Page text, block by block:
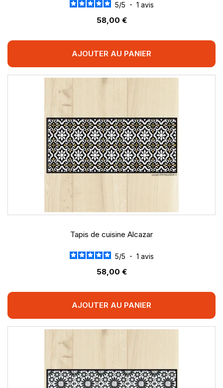
5/5 - 1 avis
58,00 €
AJOUTER AU PANIER
Tapis de cuisine Alcazar
5/5 - 1 avis
58,00 €
AJOUTER AU PANIER